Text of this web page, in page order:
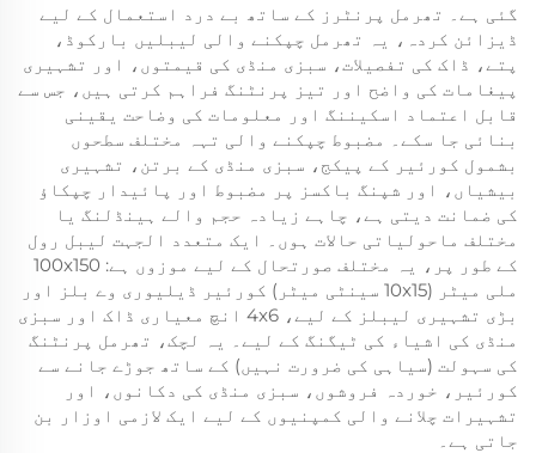
گئی ہے۔ تھرمل پرنٹرز کے ساتھ بے درد استعمال کے لیے
ڈیزائن کردہ، یہ تھرمل چپکنے والی لیبلیں بارکوڈ،
پتے، ڈاک کی تفصیلات، سبزی منڈی کی قیمتوں، اور تشہیری
پیغامات کی واضح اور تیز پرنٹنگ فراہم کرتی ہیں، جس سے
قابل اعتماد اسکیننگ اور معلومات کی وضاحت یقینی
بنائی جا سکے۔ مضبوط چپکنے والی تہہ مختلف سطحوں
بشمول کورئیر کے پیکج، سبزی منڈی کے برتن، تشہیری
بیشیاں، اور شپنگ باکسز پر مضبوط اور پائیدار چپکاؤ
کی ضمانت دیتی ہے، چاہے زیادہ حجم والے ہینڈلنگ یا
مختلف ماحولیاتی حالات ہوں۔ ایک متعدد الجہت لیبل رول
کے طور پر، یہ مختلف صورتحال کے لیے موزوں ہے: 100x150
ملی میٹر (10x15 سینٹی میٹر) کورئیر ڈیلیوری وے بلز اور
بڑی تشہیری لیبلز کے لیے، 4x6 انچ معیاری ڈاک اور سبزی
منڈی کی اشیاء کی ٹیگنگ کے لیے۔ یہ لچک، تھرمل پرنٹنگ
کی سہولت (سیاہی کی ضرورت نہیں) کے ساتھ جوڑے جانے سے
کورئیر، خوردہ فروشوں، سبزی منڈی کی دکانوں، اور
تشہیرات چلانے والی کمپنیوں کے لیے ایک لازمی اوزار بن
جاتی ہے۔